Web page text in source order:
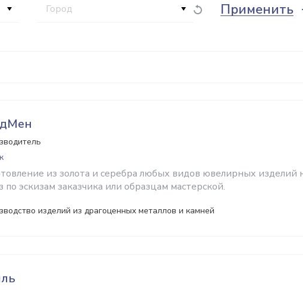
Город Применить
из золота и серебра любых видов ювелирных изделий
по эскизам заказчика или образцам мастерской.
изделий из драгоценных металлов и камней